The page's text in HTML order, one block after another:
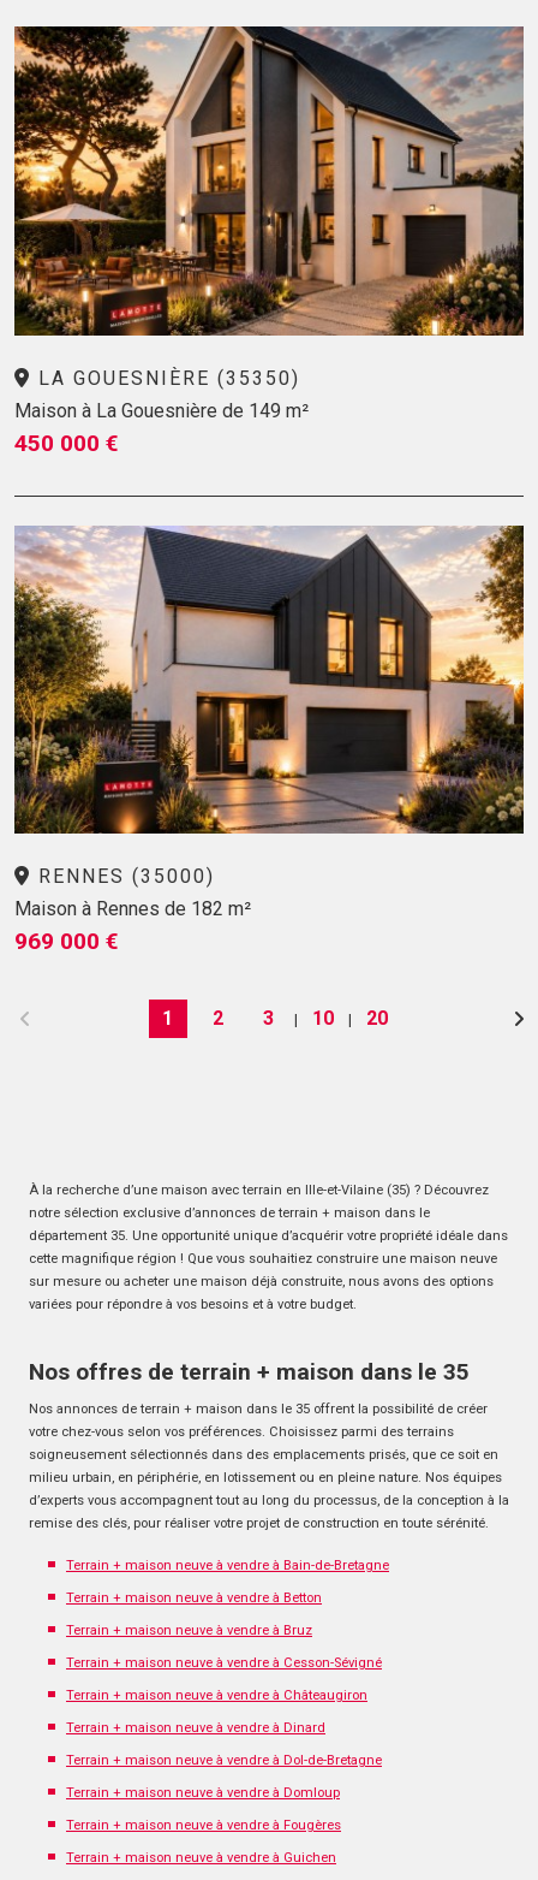
LA GOUESNIÈRE (35350)
Maison à La Gouesnière de 149 m²
450 000 €
RENNES (35000)
Maison à Rennes de 182 m²
969 000 €
1 2 3 | 10 | 20
À la recherche d’une maison avec terrain en Ille-et-Vilaine (35) ? Découvrez
notre sélection exclusive d’annonces de terrain + maison dans le
département 35. Une opportunité unique d’acquérir votre propriété idéale dans
cette magnifique région ! Que vous souhaitiez construire une maison neuve
sur mesure ou acheter une maison déjà construite, nous avons des options
variées pour répondre à vos besoins et à votre budget.
Nos offres de terrain + maison dans le 35
Nos annonces de terrain + maison dans le 35 offrent la possibilité de créer
votre chez-vous selon vos préférences. Choisissez parmi des terrains
soigneusement sélectionnés dans des emplacements prisés, que ce soit en
milieu urbain, en périphérie, en lotissement ou en pleine nature. Nos équipes
d’experts vous accompagnent tout au long du processus, de la conception à la
remise des clés, pour réaliser votre projet de construction en toute sérénité.
Terrain + maison neuve à vendre à Bain-de-Bretagne
Terrain + maison neuve à vendre à Betton
Terrain + maison neuve à vendre à Bruz
Terrain + maison neuve à vendre à Cesson-Sévigné
Terrain + maison neuve à vendre à Châteaugiron
Terrain + maison neuve à vendre à Dinard
Terrain + maison neuve à vendre à Dol-de-Bretagne
Terrain + maison neuve à vendre à Domloup
Terrain + maison neuve à vendre à Fougères
Terrain + maison neuve à vendre à Guichen